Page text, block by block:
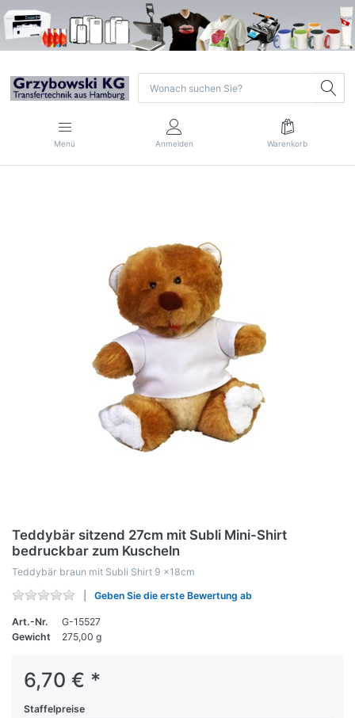
Menü Anmelden Warenkorb
Teddybär sitzend 27cm mit Subli Mini-Shirt
bedruckbar zum Kuscheln
Teddybär braun mit Subli Shirt 9 x18cm
Geben Sie die erste Bewertung ab
Art.-Nr.
G-15527
Gewicht
275,00 g
6,70 € *
Staffelpreise